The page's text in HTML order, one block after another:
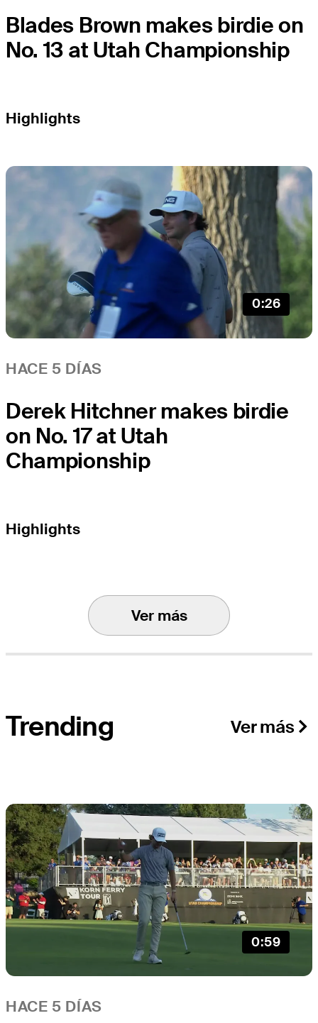
Blades Brown makes birdie on
No. 13 at Utah Championship
Highlights
0:26
HACE 5 DÍAS
Derek Hitchner makes birdie
on No. 17 at Utah
Championship
Highlights
Ver más
Trending Ver más
0:59
HACE 5 DÍAS